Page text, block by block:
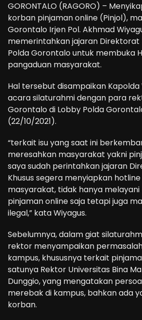
GORONTALO (RAGORO) –
korban pinjaman online (Pinjol),
Gorontalo Irjen Pol. Akhmad
memerintahkan jajaran Direktorat
Polda Gorontalo untuk membuka
pangaduan masyarakat.
Hal tersebut disampaikan Kapolda
acara silaturahmi dengan para
Gorontalo di Lobby Polda
(22/10/2021).
“terkait isu yang saat ini
meresahkan masyarakat yakni
saya sudah perintahkan jajaran
Khusus segera menyiapkan
masyarakat, tidak hanya
pinjaman online saja tetapi juga
ilegal,” kata Wiyagus.
Sebelumnya, dalam giat
rektor menyampaikan
kampus, khususnya terkait
satunya Rektor Universitas Bina
Dunggio, yang mengatakan
merebak di kampus, bahkan ada
korban.